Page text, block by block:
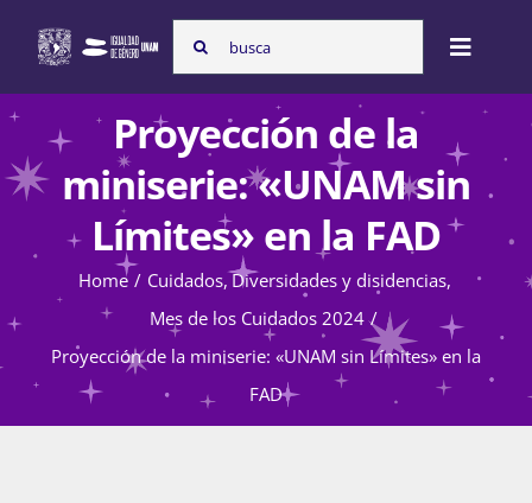
content
Search
for:
Toggle
Inicio
Nosotras
Programas
Atención de la violencia de género
Proyección de la
miniserie: «UNAM sin
Límites» en la FAD
Home Cuidados Diversidades y disidencias
Mes de los Cuidados 2024
Proyección de la miniserie: «UNAM sin Límites» en la
FAD